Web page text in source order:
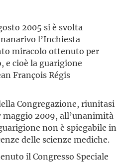
2005 si è svolta
l’Inchiesta
miracolo ottenuto per
e cioè la guarigione
François Régis
Congregazione, riunitasi
maggio 2009, all’unanimità
non è spiegabile in
delle scienze mediche.
il Congresso Speciale